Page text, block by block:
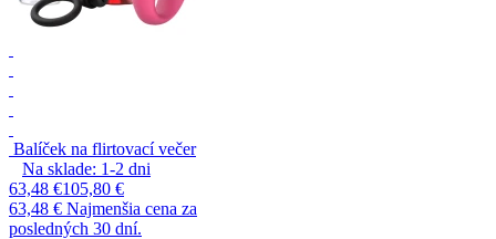
Balíček na flirtovací večer
Na sklade: 1-2 dni
63,48 €105,80 €
63,48 € Najmenšia cena za
posledných 30 dní.